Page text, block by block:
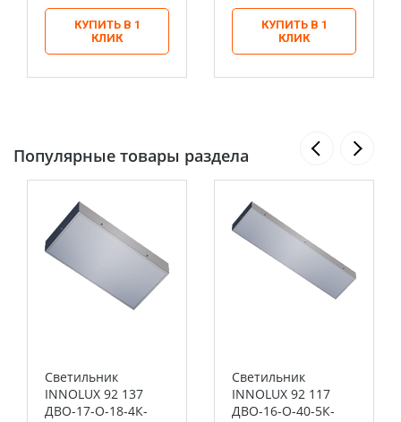
КУПИТЬ В 1
КЛИК
КУПИТЬ В 1
КЛИК
Популярные товары раздела
Светильник
INNOLUX 92 137
ДВО-17-О-18-4К-
Светильник
INNOLUX 92 117
ДВО-16-О-40-5К-